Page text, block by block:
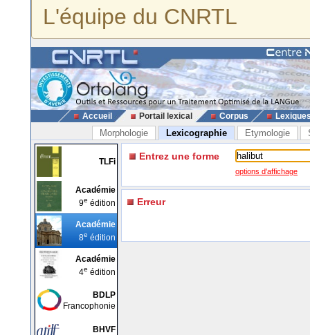
L'équipe du CNRTL
Accueil Portail lexical Corpus
Morphologie Lexicographie Etymologie
TLFi
Académie
9e édition
Académie
8e édition
Académie
4e édition
BDLP
Francophonie
BHVF
Entrez une forme
options d'affichage
Erreur